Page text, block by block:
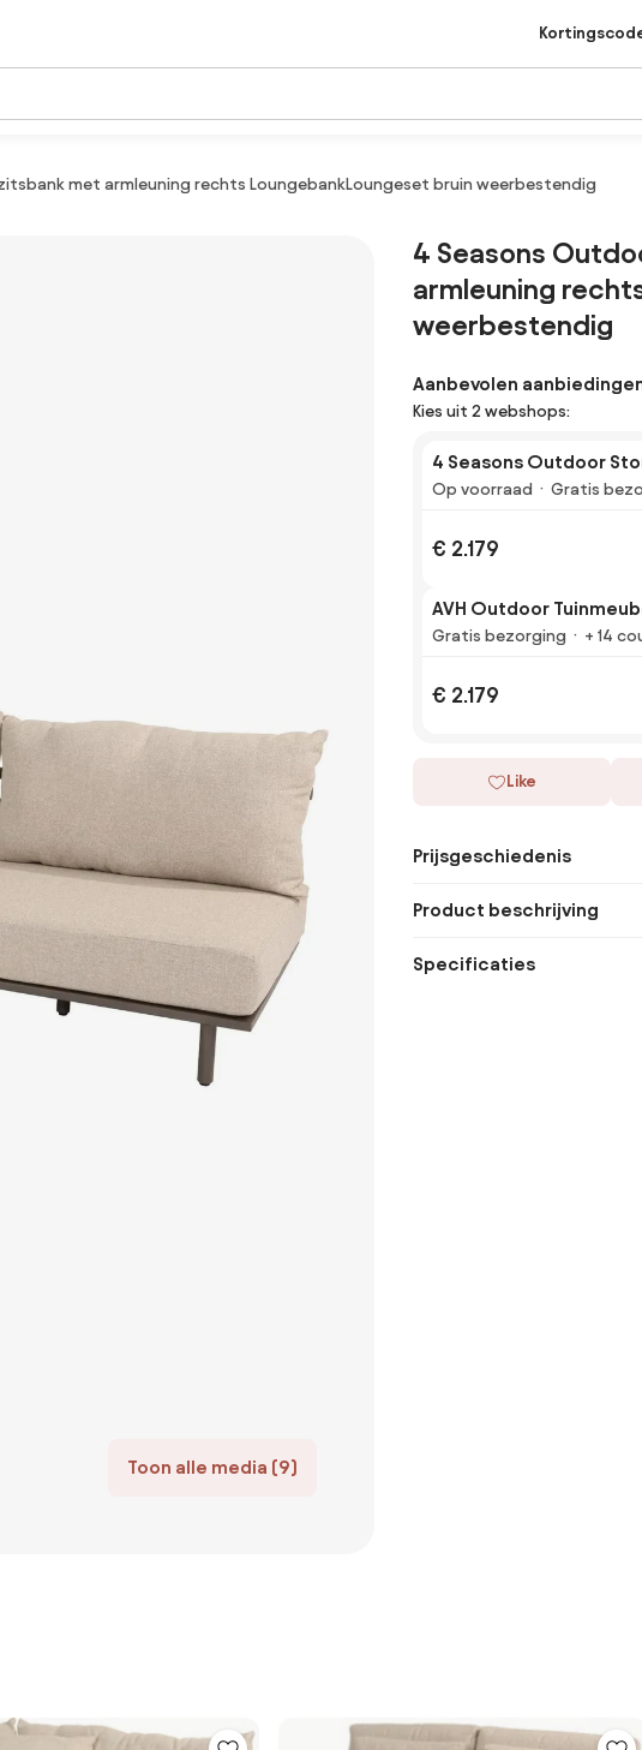
met armleuning rechts LoungebankLoungeset bruin weerbestendig
Toon alle media (9)
4 Seasons
armleuning
weerbestendig
Aanbevolen
Kies uit 2 webshops:
4 Seasons Outdoor
Op voorraad Gratis
€ 2.179
AVH Outdoor
Gratis bezorging + 14
€ 2.179
Like
Prijsgeschiedenis
Product beschrijving
Specificaties